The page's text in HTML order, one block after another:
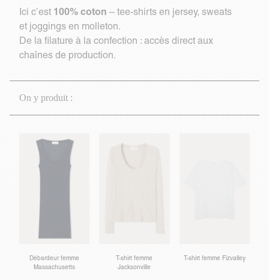
Ici c’est 100% coton – tee-shirts en jersey, sweats
et joggings en molleton.
De la filature à la confection : accès direct aux
chaînes de production.
On y produit :
Débardeur femme
Massachusetts
T-shirt femme
Jacksonville
T-shirt femme Fizvalley